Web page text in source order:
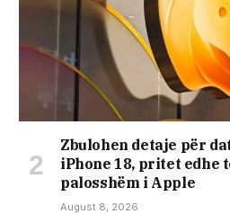
Zbulohen detaje për
iPhone 18, pritet edhe
palosshëm i Apple
August 8, 2026